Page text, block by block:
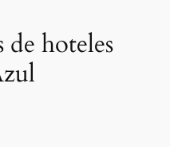
de hoteles